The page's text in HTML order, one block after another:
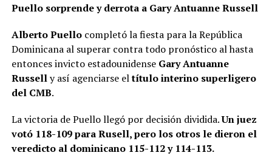
Puello sorprende y derrota a Gary Antuanne Russell
Alberto Puellocompletó la fiesta para la República
Dominicana al superar contra todo pronóstico al hasta
entonces invicto estadounidense Gary Antuanne
Russelly así agenciarse eltítulo interino superligero
del CMB.
La victoria de Puello llegó por decisión dividida.Un juez
votó 118-109 para Rusell, pero los otros le dieron el
veredicto al dominicano 115-112 y 114-113.